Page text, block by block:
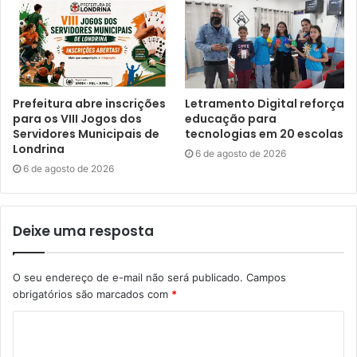
experiência durante a utilização do Portal do Cidadão e do
aplicativo Londrina ON, bem como amplia a acessibilidade
aos serviços, tornando o sistema mais inclusivo para
diferentes perfis de usuários.
Prefeitura abre inscrições
para os VIII Jogos dos
Servidores Municipais de
Londrina
6 de agosto de 2026
Letramento Digital reforça
educação para
tecnologias em 20 escolas
6 de agosto de 2026
Deixe uma resposta
O seu endereço de e-mail não será publicado. Campos
obrigatórios são marcados com *